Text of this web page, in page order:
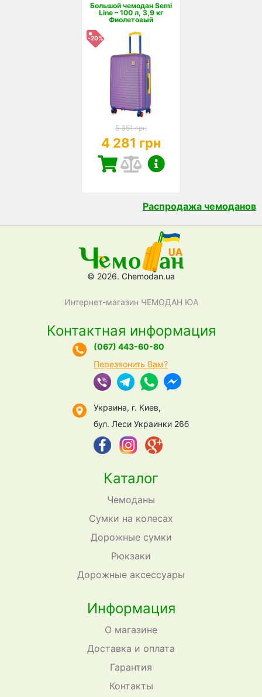
Большой чемодан Semi
Line – 100 л, 3,9 кг
Фиолетовый
-20%
5 351 грн
4 281 грн
Распродажа чемоданов
© 2026. Chemodan.ua
Интернет-магазин ЧЕМОДАН ЮА
Каталог
Чемоданы
Сумки на колесах
Дорожные сумки
Рюкзаки
Дорожные аксессуары
Информация
О магазине
Доставка и оплата
Гарантия
Контакты
Контактная информация
(067) 443-60-80
Перезвонить Вам?
Украина, г. Киев,
бул. Леси Украинки 26б